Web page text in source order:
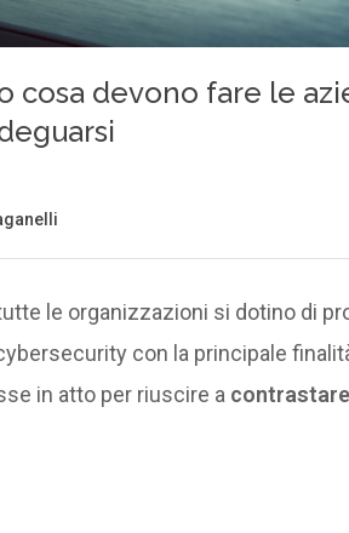
le organizzazioni si dotino di
con la principale
in atto per riuscire a